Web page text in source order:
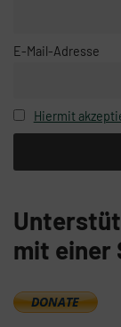
E-Mail-Adresse
Hiermit
mit einer